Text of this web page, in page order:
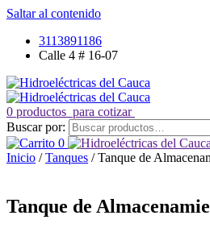
Saltar al contenido
3113891186
Calle 4 # 16-07
0 productos para cotizar
Buscar por:
0
Inicio /Tanques / Tanque de
Tanque de